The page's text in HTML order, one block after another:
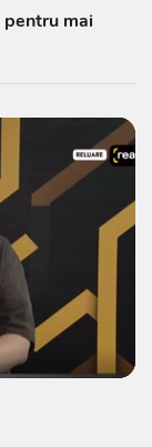
pentru mai